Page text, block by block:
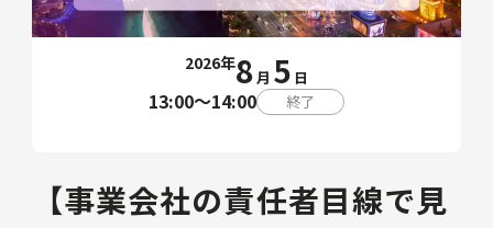
2026年8月 5 日
13:00〜14:00 終了
【事業会社の責任者目線で見